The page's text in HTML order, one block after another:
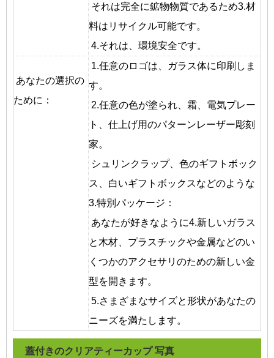
それは完全に鉱物物質であるため3.材
料はリサイクル可能です。
4.それは、環境安全です。
あなたの選択の
ために：
1.任意のロゴは、ガラス体に印刷しま
す。
2.任意の色が塗られ、霜、電気プレー
ト、仕上げ用のパターンレーザー彫刻
家。
シュリンクラップ、色のギフトボック
ス、白いギフトボックスなどのような
3.特別パッケージ：
あなたが好きなように4.新しいガラス
と木材、プラスチックや金属などのい
くつかのアクセサリのための新しい金
型を開きます。
5.さまざまなサイズと形状があなたの
ニーズを満たします。
蓋付きのクリアティーカップ 写真